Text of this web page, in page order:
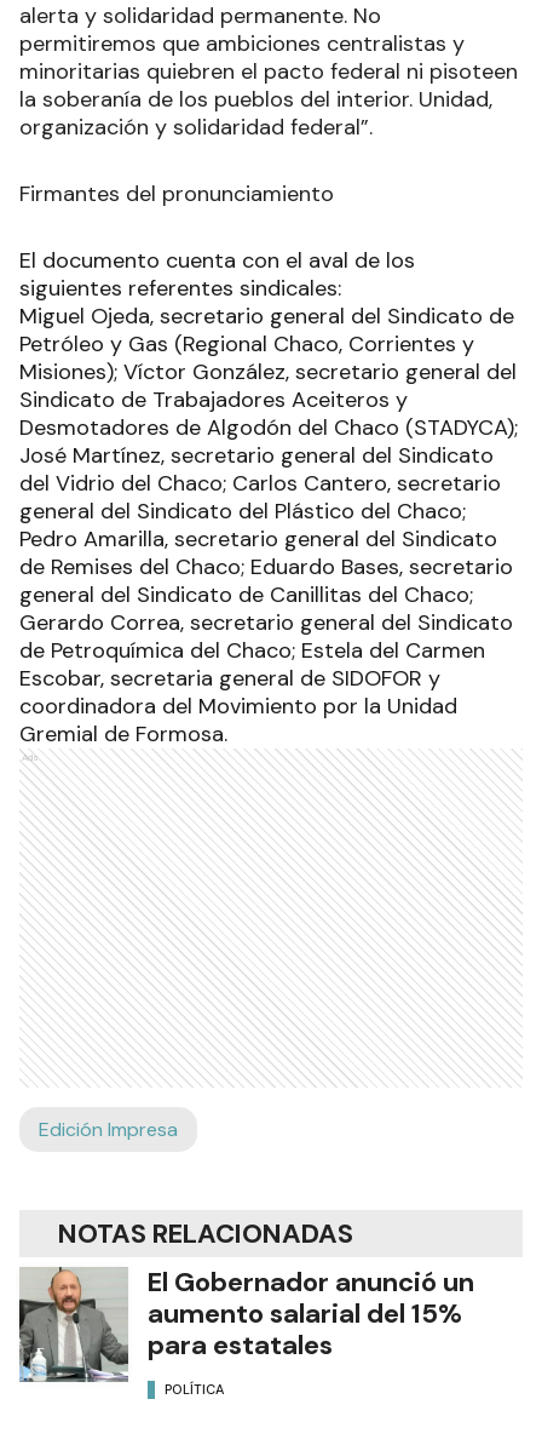
alerta y solidaridad permanente. No
permitiremos que ambiciones centralistas y
minoritarias quiebren el pacto federal ni pisoteen
la soberanía de los pueblos del interior. Unidad,
organización y solidaridad federal”.
Firmantes del pronunciamiento
El documento cuenta con el aval de los
siguientes referentes sindicales:
Miguel Ojeda, secretario general del Sindicato de
Petróleo y Gas (Regional Chaco, Corrientes y
Misiones); Víctor González, secretario general del
Sindicato de Trabajadores Aceiteros y
Desmotadores de Algodón del Chaco (STADYCA);
José Martínez, secretario general del Sindicato
del Vidrio del Chaco; Carlos Cantero, secretario
general del Sindicato del Plástico del Chaco;
Pedro Amarilla, secretario general del Sindicato
de Remises del Chaco; Eduardo Bases, secretario
general del Sindicato de Canillitas del Chaco;
Gerardo Correa, secretario general del Sindicato
de Petroquímica del Chaco; Estela del Carmen
Escobar, secretaria general de SIDOFOR y
coordinadora del Movimiento por la Unidad
Gremial de Formosa.
Ads
Edición Impresa
NOTAS RELACIONADAS
El Gobernador anunció un
aumento salarial del 15%
para estatales
POLÍTICA